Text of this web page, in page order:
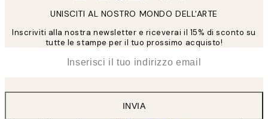
UNISCITI AL NOSTRO MONDO DELL'ARTE
Inscriviti alla nostra newsletter e riceverai il 15% di sconto su
tutte le stampe per il tuo prossimo acquisto!
INVIA